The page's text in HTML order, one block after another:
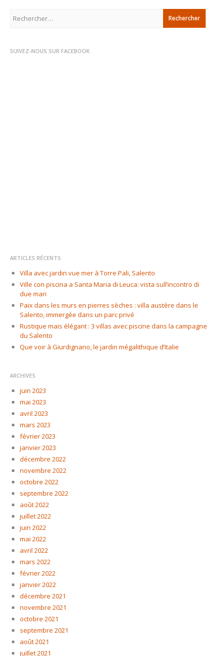
SUIVEZ-NOUS SUR FACEBOOK
ARTICLES RÉCENTS
Villa avec jardin vue mer à Torre Pali, Salento
Ville con piscina a Santa Maria di Leuca: vista sull’incontro di
due mari
Paix dans les murs en pierres sèches : villa austère dans le
Salento, immergée dans un parc privé
Rustique mais élégant : 3 villas avec piscine dans la campagne
du Salento
Que voir à Giurdignano, le jardin mégalithique d’Italie
ARCHIVES
juin 2023
mai 2023
avril 2023
mars 2023
février 2023
janvier 2023
décembre 2022
novembre 2022
octobre 2022
septembre 2022
août 2022
juillet 2022
juin 2022
mai 2022
avril 2022
mars 2022
février 2022
janvier 2022
décembre 2021
novembre 2021
octobre 2021
septembre 2021
août 2021
juillet 2021